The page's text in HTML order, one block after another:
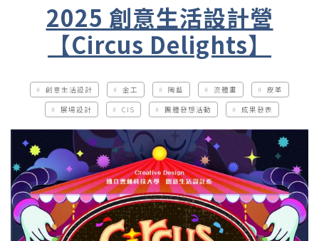
2025 創意生活設計營
【Circus Delights】
創意生活設計 金工 陶藝 流體畫
皮革
展場設計
CIS 團體發想活動 成果發表